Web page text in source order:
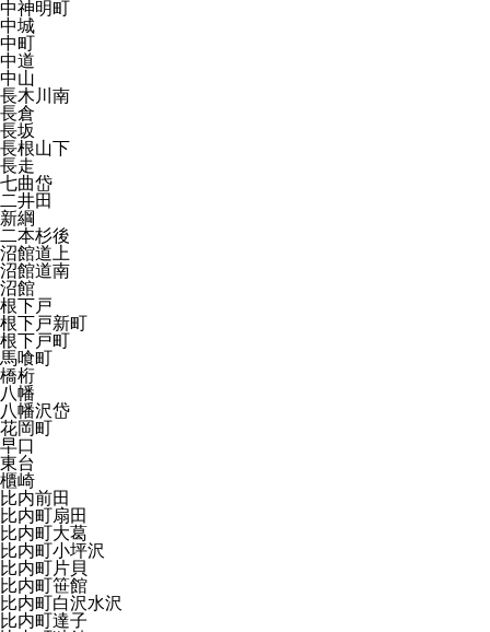
中神明町
中城
中町
中道
中山
長木川南
長倉
長坂
長根山下
長走
七曲岱
二井田
新綱
二本杉後
沼館道上
沼館道南
沼館
根下戸
根下戸新町
根下戸町
馬喰町
橋桁
八幡
八幡沢岱
花岡町
早口
東台
櫃崎
比内前田
比内町扇田
比内町大葛
比内町小坪沢
比内町片貝
比内町笹館
比内町白沢水沢
比内町達子